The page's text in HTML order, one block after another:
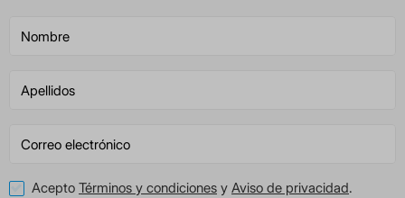
Acepto Términos y condiciones y Aviso de privacidad.